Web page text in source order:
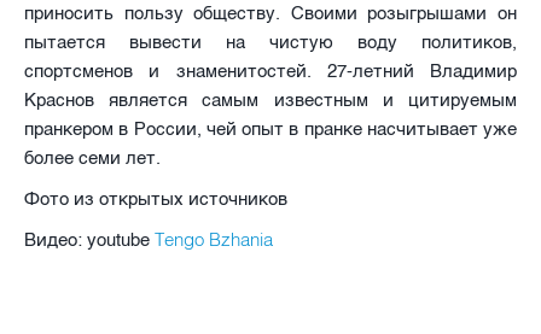
приносить пользу обществу. Своими розыгрышами он
пытается вывести на чистую воду политиков,
спортсменов и знаменитостей. 27-летний Владимир
Краснов является самым известным и цитируемым
пранкером в России, чей опыт в пранке насчитывает уже
более семи лет.
Фото из открытых источников
Видео: youtube Tengo Bzhania